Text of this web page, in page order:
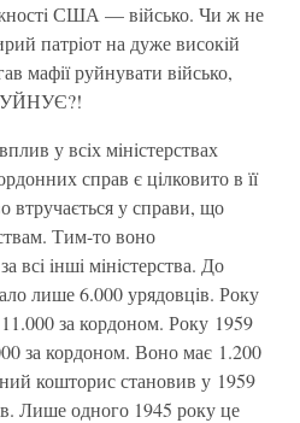
США — вiйсько. Чи ж не
патрiот на дуже високiй
мафiї руйнувати вiйсько,
у всiх мiнiстерствах
справ є цiлковито в її
втручається у справи, що
Тим-то воно
всi iншi мiнiстерства. До
лише 6.000 урядовцiв. Року
за кордоном. Року 1959
за кордоном. Воно має 1.200
кошторис становив у 1959
Лише одного 1945 року це